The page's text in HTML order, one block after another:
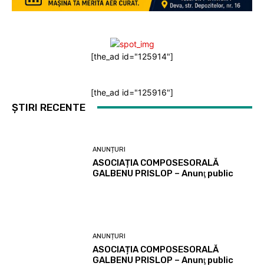
[the_ad id="125914"]
[the_ad id="125916"]
ȘTIRI RECENTE
ANUNȚURI
ASOCIAȚIA COMPOSESORALĂ
GALBENU PRISLOP – Anunţ public
ANUNȚURI
ASOCIAȚIA COMPOSESORALĂ
GALBENU PRISLOP – Anunţ public